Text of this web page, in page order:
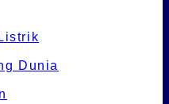
Dunia